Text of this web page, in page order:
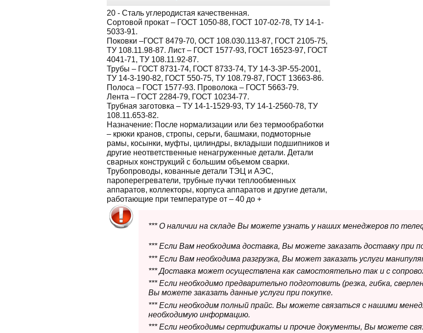
20 - Сталь углеродистая качественная.
Сортовой прокат – ГОСТ 1050-88, ГОСТ 107-02-78, ТУ 14-1-
5033-91.
Поковки –ГОСТ 8479-70, ОСТ 108.030.113-87, ГОСТ 2105-75,
ТУ 108.11.98-87. Лист – ГОСТ 1577-93, ГОСТ 16523-97, ГОСТ
4041-71, ТУ 108.11.92-87.
Трубы – ГОСТ 8731-74, ГОСТ 8733-74, ТУ 14-3-3Р-55-2001,
ТУ 14-3-190-82, ГОСТ 550-75, ТУ 108.79-87, ГОСТ 13663-86.
Полоса – ГОСТ 1577-93. Проволока – ГОСТ 5663-79.
Лента – ГОСТ 2284-79, ГОСТ 10234-77.
Трубная заготовка – ТУ 14-1-1529-93, ТУ 14-1-2560-78, ТУ
108.11.653-82.
Назначение: После нормализации или без термообработки
– крюки кранов, стропы, серьги, башмаки, подмоторные
рамы, косынки, муфты, цилиндры, вкладыши подшипников и
другие неответственные ненагруженные детали. Детали
сварных конструкций с большим объемом сварки.
Трубопроводы, кованные детали ТЭЦ и АЭС,
пароперегреватели, трубные пучки теплообменных
аппаратов, коллекторы, корпуса аппаратов и другие детали,
работающие при температуре от – 40 до +
*** О наличии на складе Вы можете узнать у наших менеджеров по
*** Если Вам необходима доставка, Вы можете заказать доставку при
*** Если Вам необходима разгрузка, Вы может заказать услуги
*** Доставка может осуществлена как самостоятельно так и с
*** Если необходимо предварительно подготовить (резка, гибка,
Вы можете заказать данные услуги при покупке.
*** Если необходим полный прайс. Вы можете связаться с нашими
необходимую информацию.
*** Если необходимы сертификаты и прочие документы, Вы можете